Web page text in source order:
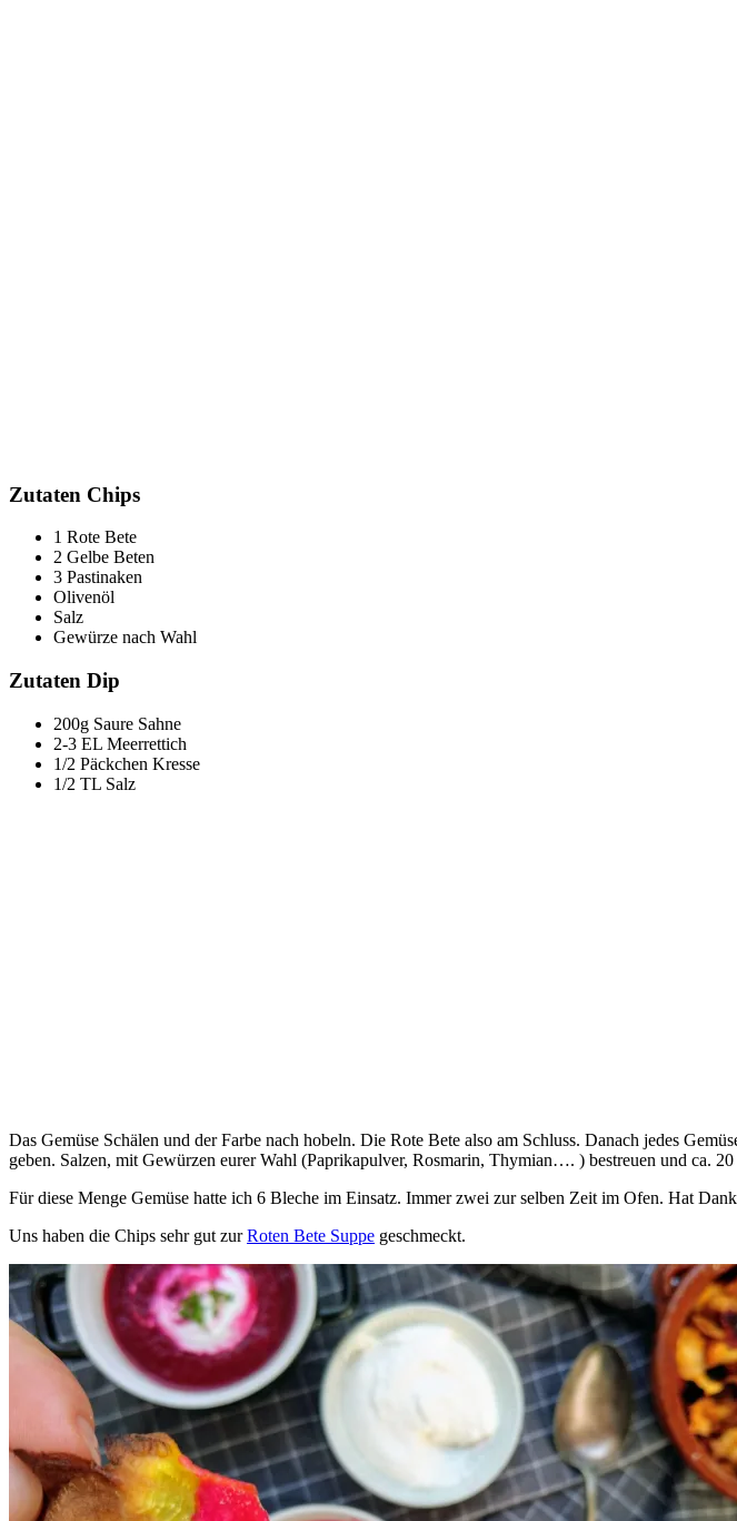
Zutaten Chips
1 Rote Bete
2 Gelbe Beten
3 Pastinaken
Olivenöl
Salz
Gewürze nach Wahl
Zutaten Dip
200g Saure Sahne
2-3 EL Meerrettich
1/2 Päckchen Kresse
1/2 TL Salz
Das Gemüse Schälen und der Farbe nach hobeln. Die Rote Bete also am Schluss. Danach jedes
geben. Salzen, mit Gewürzen eurer Wahl (Paprikapulver, Rosmarin, Thymian…. ) bestreuen und ca.
Für diese Menge Gemüse hatte ich 6 Bleche im Einsatz. Immer zwei zur selben Zeit im Ofen. Hat
Uns haben die Chips sehr gut zurRoten Bete Suppe geschmeckt.